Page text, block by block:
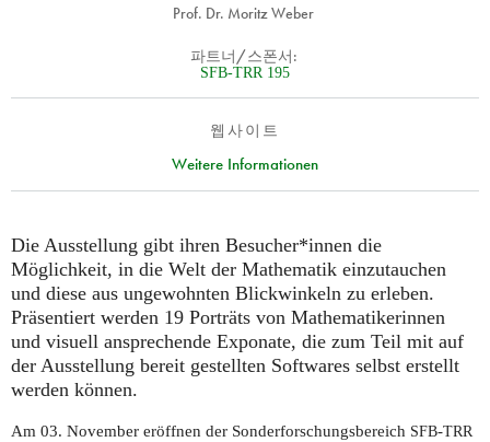
Prof. Dr. Moritz Weber
파트너/스폰서:
SFB-TRR 195
웹사이트
Weitere Informationen
Die Ausstellung gibt ihren Besucher*innen die
Möglichkeit, in die Welt der Mathematik einzutauchen
und diese aus ungewohnten Blickwinkeln zu erleben.
Präsentiert werden 19 Porträts von Mathematikerinnen
und visuell ansprechende Exponate, die zum Teil mit auf
der Ausstellung bereit gestellten Softwares selbst erstellt
werden können.
Am 03. November eröffnen der Sonderforschungsbereich SFB-TRR